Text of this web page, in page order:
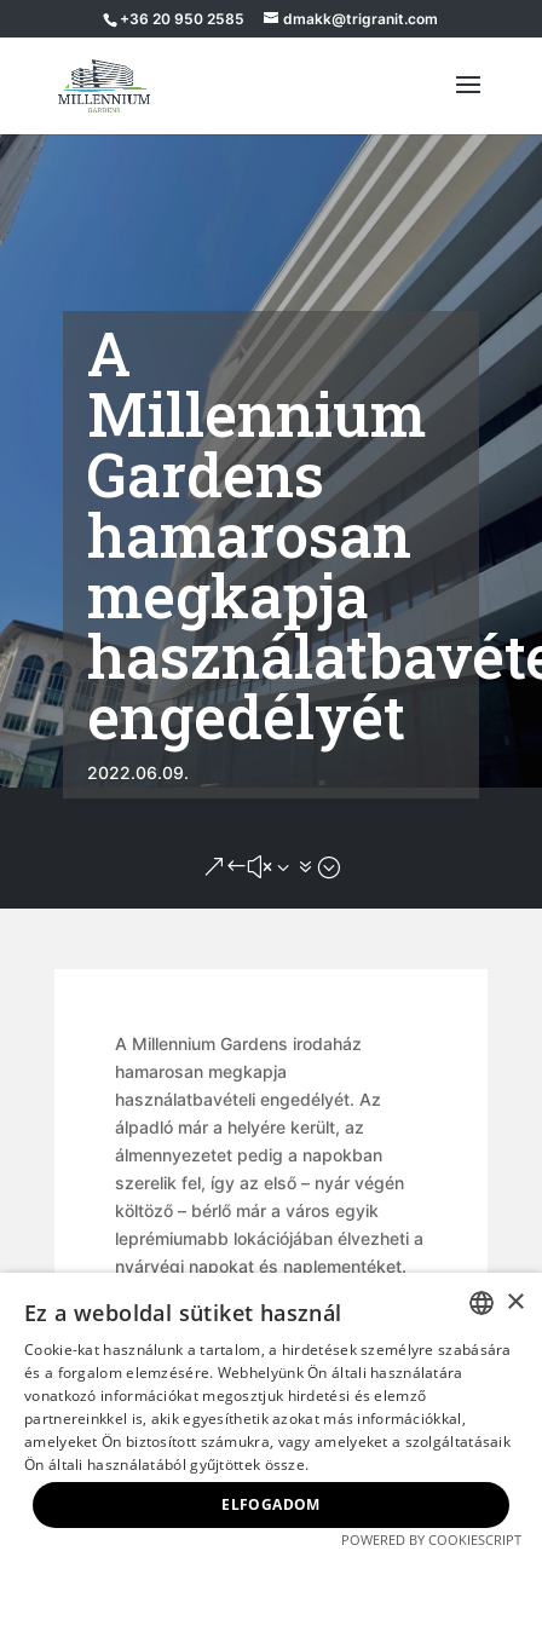
+36 20 950 2585 dmakk@trigranit.com
A
Millennium
Gardens
hamarosan
megkapja
engedélyét
2022.06.09.
&#x37;
A Millennium Gardens irodaház
hamarosan megkapja
használatbavételi engedélyét. Az
álpadló már a helyére került, az
álmennyezetet pedig a napokban
szerelik fel, így az első – nyár végén
költöző – bérlő már a város egyik
leprémiumabb lokációjában élvezheti a
nyárvégi napokat és naplementéket.
HUNGARIAN
ENGLISH
×
Ez a weboldal sütiket használ
Cookie-kat használunk a tartalom, a hirdetések személyre szabására
és a forgalom elemzésére. Webhelyünk Ön általi használatára
vonatkozó információkat megosztjuk hirdetési és elemző
partnereinkkel is, akik egyesíthetik azokat más információkkal,
amelyeket Ön biztosított számukra, vagy amelyeket a szolgáltatásaik
Ön általi használatából gyűjtöttek össze.
ELFOGADOM
POWERED BY COOKIESCRIPT